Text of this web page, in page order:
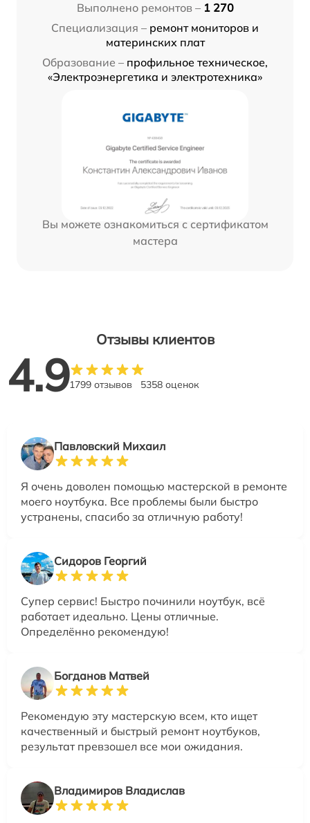
Выполнено ремонтов – 1 270
Специализация – ремонт мониторов и
материнских плат
Образование – профильное техническое,
«Электроэнергетика и электротехника»
Вы можете ознакомиться с сертификатом
мастера
Отзывы клиентов
4.91799 отзывов 5358 оценок
Павловский Михаил
Я очень доволен помощью мастерской в ремонте
моего ноутбука. Все проблемы были быстро
устранены, спасибо за отличную работу!
Сидоров Георгий
Супер сервис! Быстро починили ноутбук, всё
работает идеально. Цены отличные.
Определённо рекомендую!
Богданов Матвей
Рекомендую эту мастерскую всем, кто ищет
качественный и быстрый ремонт ноутбуков,
результат превзошел все мои ожидания.
Владимиров Владислав